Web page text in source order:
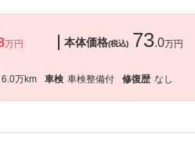
万円
本体価格(税込) 73.0万円
6.0万km 車検 車検整備付 修復歴 なし